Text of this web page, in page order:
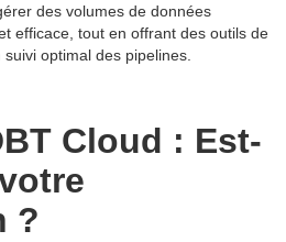
des volumes de données
efficace, tout en offrant des outils de
suivi optimal des pipelines.
Cloud : Est-
?